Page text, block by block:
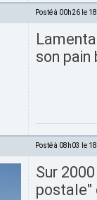
Posté à 00h26 le
son pain
Posté à 08h03 le
Sur
postale"